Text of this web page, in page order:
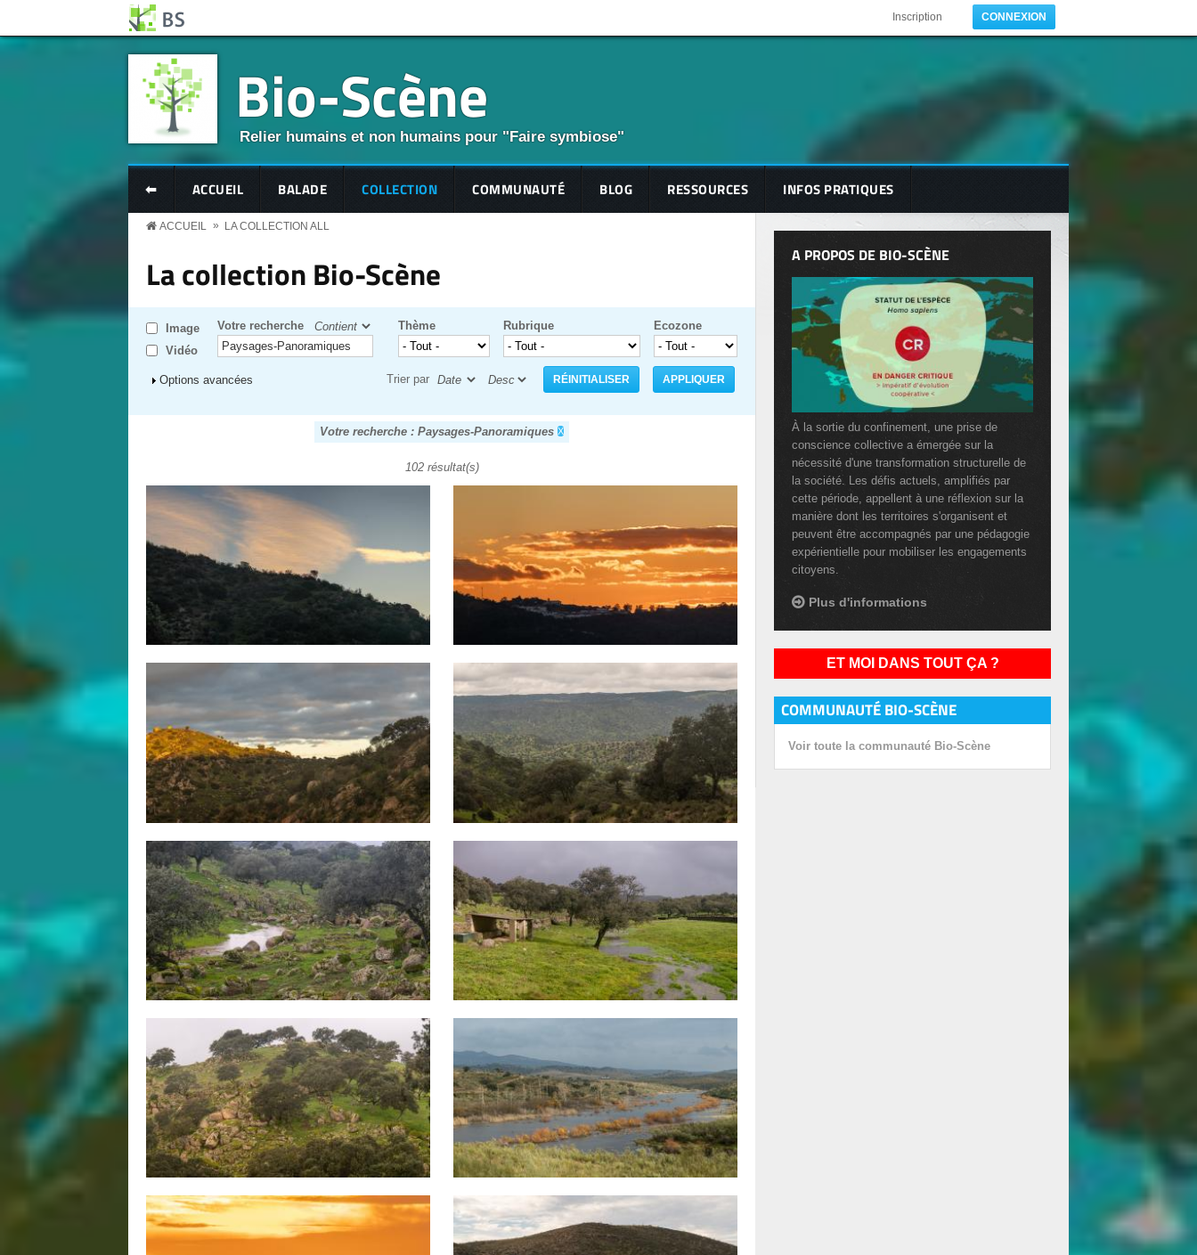
Aller au contenu principal
Inscription CONNEXION
Bio-Scène
Relier humains et non humains pour "Faire symbiose"
BS MENU
⬅ ACCUEIL BALADE COLLECTION COMMUNAUTÉ BLOG RESSOURCES INFOS PRATIQUES
ACCUEIL » LA COLLECTION ALL
La collection Bio-Scène
Image
Vidéo
Votre recherche Ecozone
Rubrique
Thème
Afficher
Options avancées Trier par
Votre recherche : Paysages-Panoramiques
102 résultat(s)
Pages
A PROPOS DE BIO-SCÈNE
À la sortie du confinement, une prise de
conscience collective a émergée sur la
nécessité d'une transformation structurelle de
la société. Les défis actuels, amplifiés par
cette période, appellent à une réflexion sur la
manière dont les territoires s'organisent et
peuvent être accompagnés par une pédagogie
expérientielle pour mobiliser les engagements
citoyens.
Plus d'informations
ET MOI DANS TOUT ÇA ?
COMMUNAUTÉ BIO-SCÈNE
Voir toute la communauté Bio-Scène
Panneau de gestion des cookies